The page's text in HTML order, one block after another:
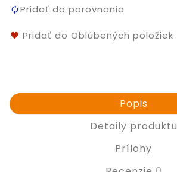
Pridať do porovnania
Pridať do Oblúbených položiek
Popis
Detaily produktu
Prílohy